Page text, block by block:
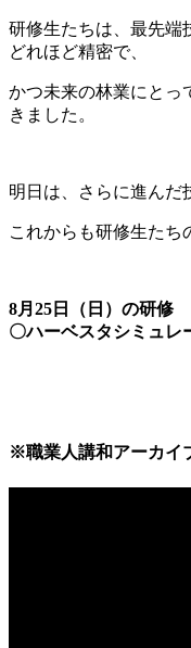
研修生たちは、最先端
どれほど精密で、
かつ未来の林業にとっ
きました。
明日は、さらに進んだ
これからも研修生たち
8月25日（日）の研修
〇ハーベスタシミュレ
※職業人講和アーカイ